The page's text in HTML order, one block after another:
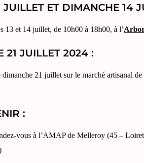
JUILLET ET DIMANCHE 14
13 et 14 juillet, de 10h00 à 18h00, à l’
21 JUILLET 2024 :
21 juillet sur le marché artisanal
:
vous à l’AMAP de Melleroy (45 –